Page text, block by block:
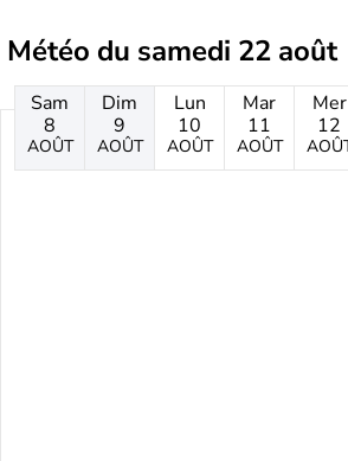
Météo du samedi 22 août
Sam
8
AOÛT
Dim
9
AOÛT
Lun
10
AOÛT
Mar
11
AOÛT
Mer
12